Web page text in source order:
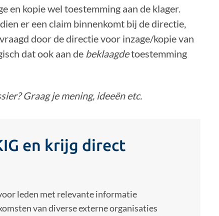
en kopie wel toestemming aan de klager.
er een claim binnenkomt bij de directie,
door de directie voor inzage/kopie van
dat ook aan de beklaagdetoestemming
Graag je mening, ideeën etc.
en krijg direct
leden met relevante informatie
van diverse externe organisaties